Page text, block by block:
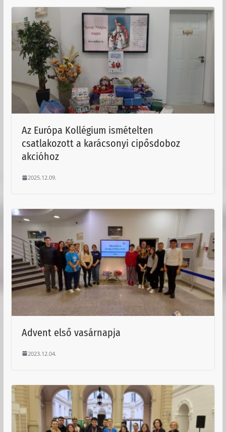
Az Európa Kollégium ismételten
csatlakozott a karácsonyi cipősdoboz
akcióhoz
2025.12.09.
Advent első vasárnapja
2023.12.04.